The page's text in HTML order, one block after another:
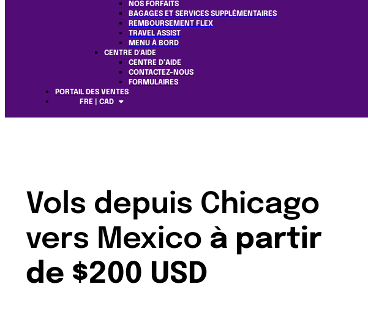
NOS FORFAITS
BAGAGES ET SERVICES SUPPLÉMENTAIRES
REMBOURSEMENT FLEX
TRAVEL ASSIST
MENU À BORD
CENTRE D'AIDE
CENTRE D’AIDE
CONTACTEZ-NOUS
FORMULAIRES
PORTAIL DES VENTES
FRE | CAD
Vols depuis Chicago
vers Mexico à partir
de $200 USD